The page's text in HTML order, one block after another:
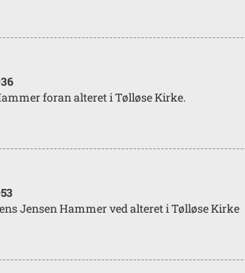
foran alteret i Tølløse Kirke.
Jensen Hammer ved alteret i Tølløse Kirke